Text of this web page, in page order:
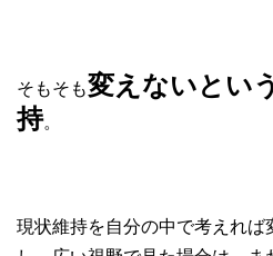
そもそも変えないとい
持。
現状維持を自分の中で考えれ